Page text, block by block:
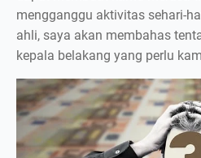
mengganggu aktivitas sehari-
ahli, saya akan membahas
kepala belakang yang perlu